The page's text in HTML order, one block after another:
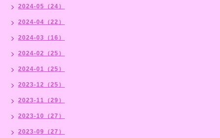
2024-05（24）
2024-04（22）
2024-03（16）
2024-02（25）
2024-01（25）
2023-12（25）
2023-11（29）
2023-10（27）
2023-09（27）